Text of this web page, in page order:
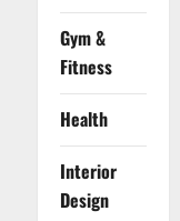
Gym &
Fitness
Health
Interior
Design